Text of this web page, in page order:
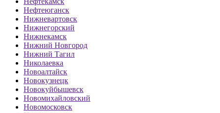
Нефтеюганск
Нижневартовск
Нижнегорский
Нижнекамск
Нижний Новгород
Нижний Тагил
Николаевка
Новоалтайск
Новокузнецк
Новокуйбышевск
Новомихайловский
Новомосковск